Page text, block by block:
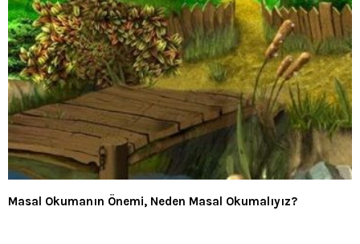
Masal Okumanın Önemi, Neden Masal Okumalıyız?